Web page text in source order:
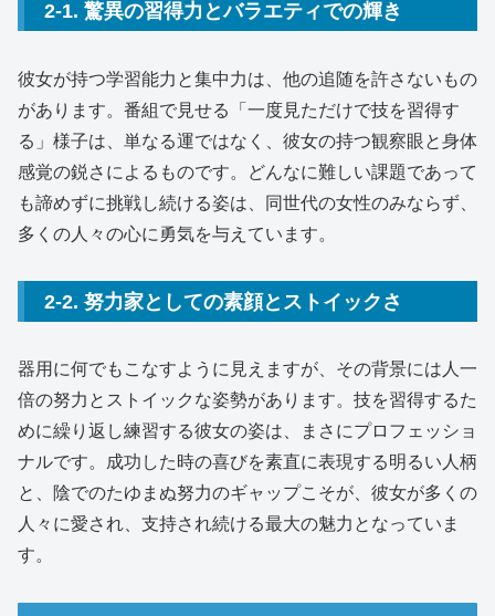
2-1. 驚異の習得力とバラエティでの輝き
彼女が持つ学習能力と集中力は、他の追随を許さないもの
があります。番組で見せる「一度見ただけで技を習得す
る」様子は、単なる運ではなく、彼女の持つ観察眼と身体
感覚の鋭さによるものです。どんなに難しい課題であって
も諦めずに挑戦し続ける姿は、同世代の女性のみならず、
多くの人々の心に勇気を与えています。
2-2. 努力家としての素顔とストイックさ
器用に何でもこなすように見えますが、その背景には人一
倍の努力とストイックな姿勢があります。技を習得するた
めに繰り返し練習する彼女の姿は、まさにプロフェッショ
ナルです。成功した時の喜びを素直に表現する明るい人柄
と、陰でのたゆまぬ努力のギャップこそが、彼女が多くの
人々に愛され、支持され続ける最大の魅力となっていま
す。